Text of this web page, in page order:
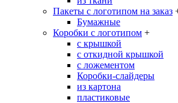
Пакеты с логотипом на заказ
Бумажные
Коробки с логотипом +
с крышкой
с откидной крышкой
с ложементом
Коробки-слайдеры
из картона
пластиковые